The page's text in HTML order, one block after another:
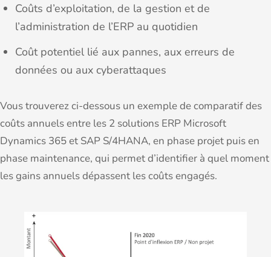
Coûts d’exploitation, de la gestion et de
l’administration de l’ERP au quotidien
Coût potentiel lié aux pannes, aux erreurs de
données ou aux cyberattaques
Vous trouverez ci-dessous un exemple de comparatif des
coûts annuels entre les 2 solutions ERP Microsoft
Dynamics 365 et SAP S/4HANA, en phase projet puis en
phase maintenance, qui permet d’identifier à quel moment
les gains annuels dépassent les coûts engagés.